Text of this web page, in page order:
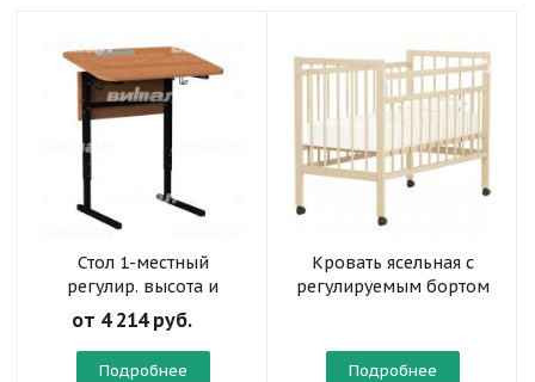
Стол 1-местный
регулир. высота и
наклон столешницы 0-
10° на прямоугольной
трубе
от 4 214 руб.
Подробнее
Кровать ясельная с
регулируемым бортом
Подробнее